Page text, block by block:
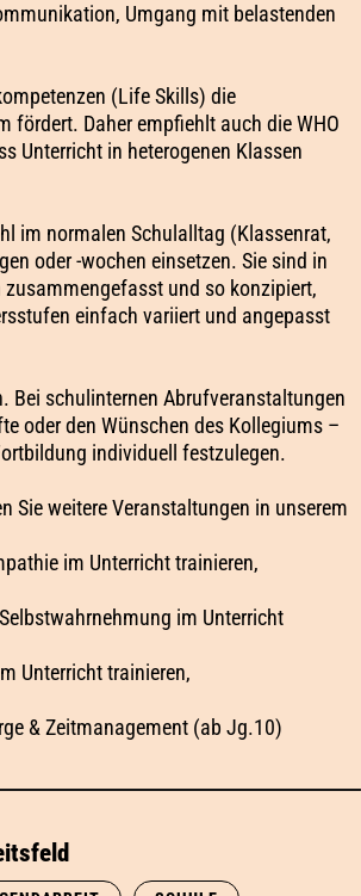
Umgang mit belastenden
(Life Skills) die
fördert. Daher empfiehlt auch die WHO
Unterricht in heterogenen Klassen
im normalen Schulalltag (Klassenrat,
oder -wochen einsetzen. Sie sind in
und so konzipiert,
einfach variiert und angepasst
Bei schulinternen Abrufveranstaltungen
oder den Wünschen des Kollegiums –
individuell festzulegen.
Sie weitere Veranstaltungen in unserem
im Unterricht trainieren,
im Unterricht
Unterricht trainieren,
& Zeitmanagement (ab Jg.10)